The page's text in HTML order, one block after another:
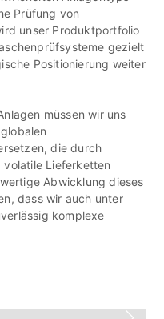
Prüfung von
unser Produktportfolio
gezielt
Positionierung weiter
müssen wir uns
die durch
Lieferketten
Abwicklung dieses
dass wir auch unter
komplexe